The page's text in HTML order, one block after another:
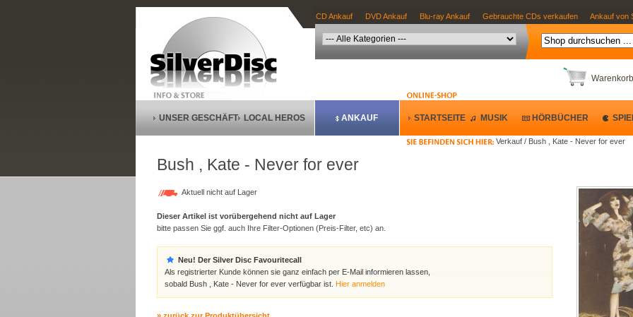
CD Ankauf DVD Ankauf Blu-ray Ankauf Gebrauchte CDs verkaufen Ankauf von
Warenkorb
Verkauf / Bush , Kate - Never for ever
UNSER GESCHÄFT LOCAL HEROS ANKAUF STARTSEITE MUSIK HÖRBÜCHER
Bush , Kate - Never for ever
Aktuell nicht auf Lager
Dieser Artikel ist vorübergehend nicht auf Lager
bitte passen Sie ggf. auch Ihre Filter-Optionen (Preis-Filter, etc) an.
Neu! Der Silver Disc Favouritecall
Als registrierter Kunde können sie ganz einfach per E-Mail informieren lassen,
sobald Bush , Kate - Never for ever verfügbar ist. Hier anmelden